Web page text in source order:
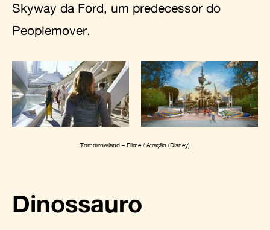
Skyway da Ford, um predecessor do
Peoplemover.
Tomorrowland – Filme / Atração (Disney)
Dinossauro